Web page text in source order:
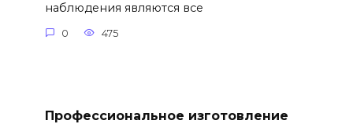
наблюдения являются все
0 475
Профессиональное изготовление